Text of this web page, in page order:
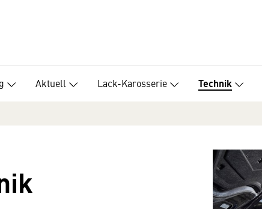
Aktuell Lack-Karosserie Technik